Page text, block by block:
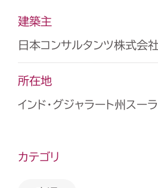
建築主
日本コンサルタンツ株式会
所在地
インド・グジャラート州スー
カテゴリ